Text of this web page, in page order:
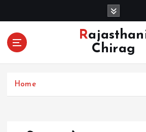
o
Rajasthani
Chirag
Home